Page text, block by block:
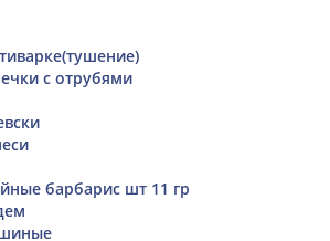
с отрубями
барбарис шт 11 гр